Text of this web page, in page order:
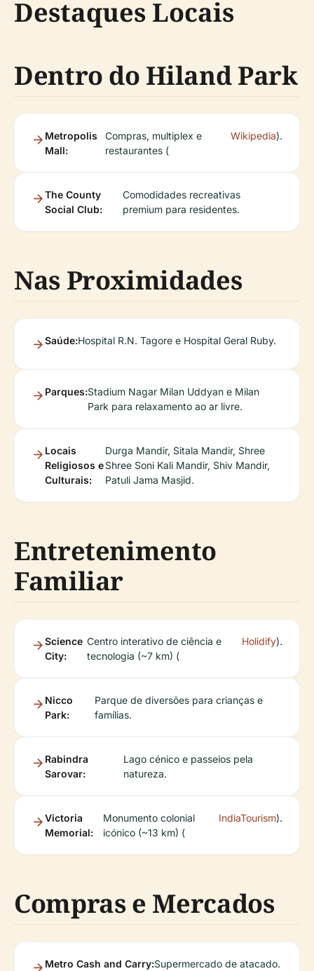
Destaques Locais
Dentro do Hiland Park
Metropolis
Mall:
Compras, multiplex e
restaurantes (
Wikipedia).
The County
Social Club:
Comodidades recreativas
premium para residentes.
Nas Proximidades
Saúde:Hospital R.N. Tagore e Hospital Geral Ruby.
Parques:Stadium Nagar Milan Uddyan e Milan
Park para relaxamento ao ar livre.
Locais
Religiosos e
Culturais:
Durga Mandir, Sitala Mandir, Shree
Shree Soni Kali Mandir, Shiv Mandir,
Patuli Jama Masjid.
Entretenimento
Familiar
Science
City:
Centro interativo de ciência e
tecnologia (~7 km) (
Holidify).
Nicco
Park:
Parque de diversões para crianças e
famílias.
Rabindra
Sarovar:
Lago cénico e passeios pela
natureza.
Victoria
Memorial:
Monumento colonial
icónico (~13 km) (
IndiaTourism).
Compras e Mercados
Metro Cash and Carry:Supermercado de atacado.